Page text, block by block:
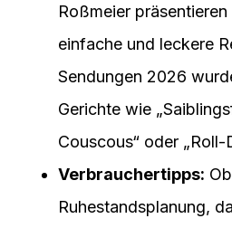
Roßmeier
einfache und leckere
Sendungen 2026
Gerichte wie
Couscous“ oder
Verbrauchertipps:
Ruhestandsplanung,